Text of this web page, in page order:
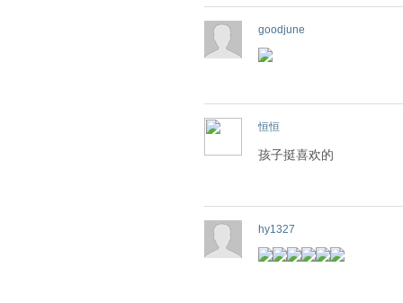
goodjune
恒恒
孩子挺喜欢的
hy1327